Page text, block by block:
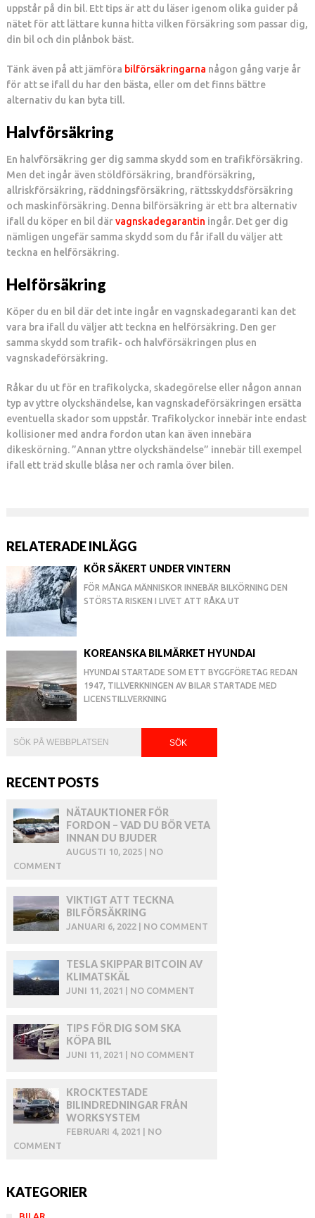
uppstår på din bil. Ett tips är att du läser igenom olika guider på
nätet för att lättare kunna hitta vilken försäkring som passar dig,
din bil och din plånbok bäst.
Tänk även på att jämföra bilförsäkringarna någon gång varje år
för att se ifall du har den bästa, eller om det finns bättre
alternativ du kan byta till.
Halvförsäkring
En halvförsäkring ger dig samma skydd som en trafikförsäkring.
Men det ingår även stöldförsäkring, brandförsäkring,
allriskförsäkring, räddningsförsäkring, rättsskyddsförsäkring
och maskinförsäkring. Denna bilförsäkring är ett bra alternativ
ifall du köper en bil därvagnskadegarantin ingår. Det ger dig
nämligen ungefär samma skydd som du får ifall du väljer att
teckna en helförsäkring.
Helförsäkring
Köper du en bil där det inte ingår en vagnskadegaranti kan det
vara bra ifall du väljer att teckna en helförsäkring. Den ger
samma skydd som trafik- och halvförsäkringen plus en
vagnskadeförsäkring.
Råkar du ut för en trafikolycka, skadegörelse eller någon annan
typ av yttre olyckshändelse, kan vagnskadeförsäkringen ersätta
eventuella skador som uppstår. Trafikolyckor innebär inte endast
kollisioner med andra fordon utan kan även innebära
dikeskörning. ”Annan yttre olyckshändelse” innebär till exempel
ifall ett träd skulle blåsa ner och ramla över bilen.
RELATERADE INLÄGG
KÖR SÄKERT UNDER VINTERN
FÖR MÅNGA MÄNNISKOR INNEBÄR BILKÖRNING DEN
STÖRSTA RISKEN I LIVET ATT RÅKA UT
KOREANSKA BILMÄRKET HYUNDAI
HYUNDAI STARTADE SOM ETT BYGGFÖRETAG REDAN
1947, TILLVERKNINGEN AV BILAR STARTADE MED
LICENSTILLVERKNING
RECENT POSTS
NÄTAUKTIONER FÖR
FORDON – VAD DU BÖR VETA
INNAN DU BJUDER
AUGUSTI 10, 2025 | NO
COMMENT
VIKTIGT ATT TECKNA
BILFÖRSÄKRING
JANUARI 6, 2022 | NO COMMENT
TESLA SKIPPAR BITCOIN AV
KLIMATSKÄL
JUNI 11, 2021 | NO COMMENT
TIPS FÖR DIG SOM SKA
KÖPA BIL
JUNI 11, 2021 | NO COMMENT
KROCKTESTADE
BILINDREDNINGAR FRÅN
WORKSYSTEM
FEBRUARI 4, 2021 | NO
COMMENT
KATEGORIER
BILAR